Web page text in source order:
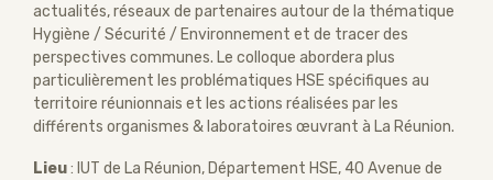
actualités, réseaux de partenaires autour de la thématique
Hygiène / Sécurité / Environnement et de tracer des
perspectives communes. Le colloque abordera plus
particulièrement les problématiques HSE spécifiques au
territoire réunionnais et les actions réalisées par les
différents organismes & laboratoires œuvrant à La Réunion.
Lieu: IUT de La Réunion, Département HSE, 40 Avenue de